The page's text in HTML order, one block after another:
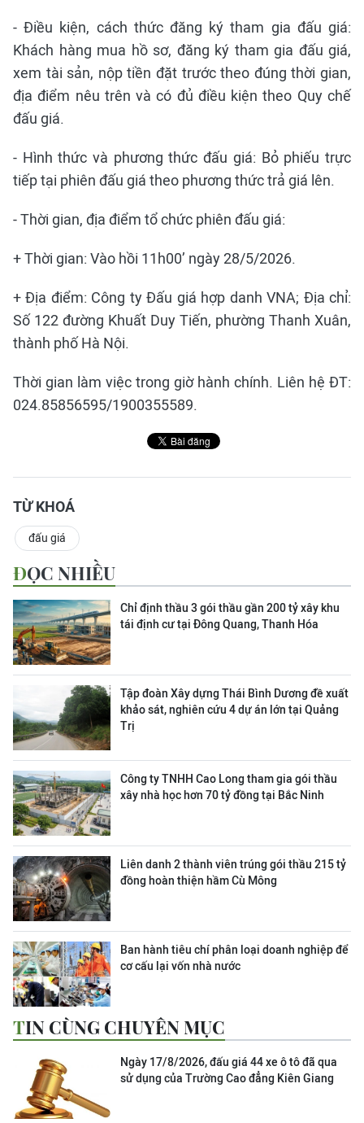
- Điều kiện, cách thức đăng ký tham gia đấu giá:
Khách hàng mua hồ sơ, đăng ký tham gia đấu giá,
xem tài sản, nộp tiền đặt trước theo đúng thời gian,
địa điểm nêu trên và có đủ điều kiện theo Quy chế
đấu giá.
- Hình thức và phương thức đấu giá: Bỏ phiếu trực
tiếp tại phiên đấu giá theo phương thức trả giá lên.
- Thời gian, địa điểm tổ chức phiên đấu giá:
+ Thời gian: Vào hồi 11h00’ ngày 28/5/2026.
+ Địa điểm: Công ty Đấu giá hợp danh VNA; Địa chỉ:
Số 122 đường Khuất Duy Tiến, phường Thanh Xuân,
thành phố Hà Nội.
Thời gian làm việc trong giờ hành chính. Liên hệ ĐT:
024.85856595/1900355589.
TỪ KHOÁ
đấu giá
ĐỌC NHIỀU
Chỉ định thầu 3 gói thầu gần 200 tỷ xây khu
tái định cư tại Đông Quang, Thanh Hóa
Tập đoàn Xây dựng Thái Bình Dương đề xuất
khảo sát, nghiên cứu 4 dự án lớn tại Quảng
Trị
Công ty TNHH Cao Long tham gia gói thầu
xây nhà học hơn 70 tỷ đồng tại Bắc Ninh
Liên danh 2 thành viên trúng gói thầu 215 tỷ
đồng hoàn thiện hầm Cù Mông
Ban hành tiêu chí phân loại doanh nghiệp để
cơ cấu lại vốn nhà nước
TIN CÙNG CHUYÊN MỤC
Ngày 17/8/2026, đấu giá 44 xe ô tô đã qua
sử dụng của Trường Cao đẳng Kiên Giang